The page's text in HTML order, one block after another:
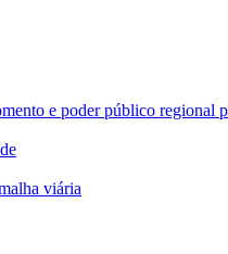
e poder público regional
viária